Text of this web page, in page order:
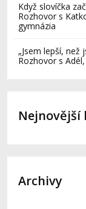
Když slovíčka
Rozhovor s
gymnázia
„Jsem lepší, než
Rozhovor s
Nejnovější
Archivy